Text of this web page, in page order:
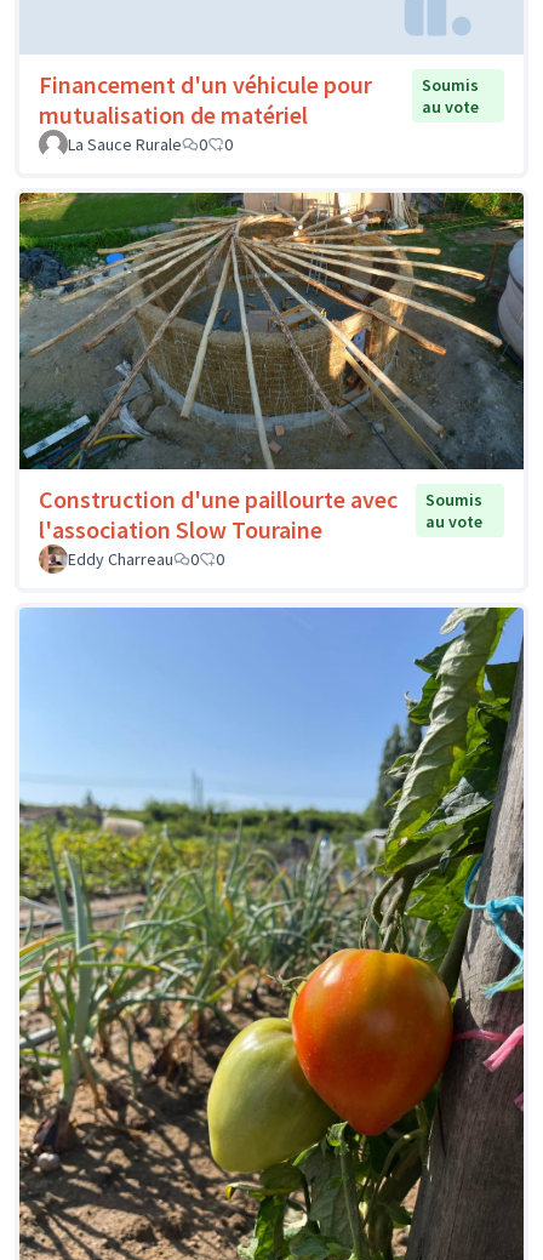
Financement d'un véhicule pour
mutualisation de matériel
Soumis
au vote
La Sauce Rurale
0 0
Construction d'une paillourte avec
l'association Slow Touraine
Soumis
au vote
Eddy Charreau
0 0